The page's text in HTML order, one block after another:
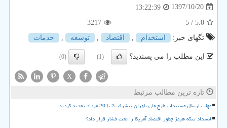
1397/10/20
13:22:39
5.0
/ 5
3217
تگهای خبر:
استخدام , اقتصاد , توسعه , خدمات
این مطلب را می پسندید؟ (1)
(0)
X
تازه ترین مطالب مرتبط
مهلت ارسال مستندات طرح ملی یاوران پیشرفت2 تا 20 مرداد تمدید گردید
انسداد تنگه هرمز چطور اقتصاد آمریکا را تحت فشار قرار داد؟